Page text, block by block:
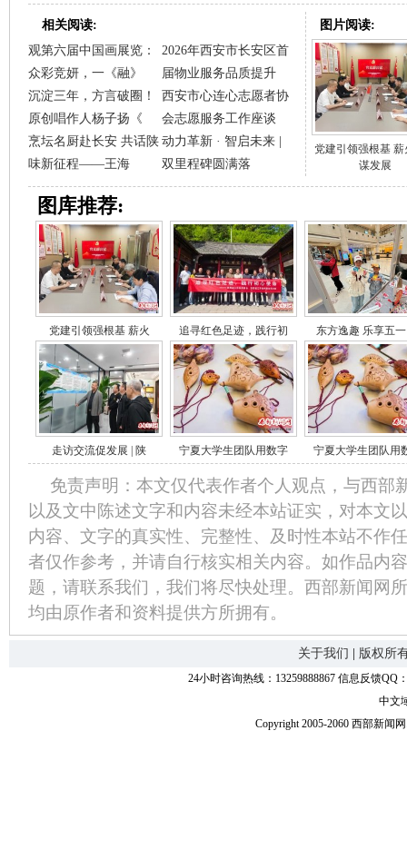
相关阅读:
观第六届中国画展览：
众彩竞妍，一《融》
2026年西安市长安区首
届物业服务品质提升
沉淀三年，方言破圈！
原创唱作人杨子扬《
西安市心连心志愿者协
会志愿服务工作座谈
烹坛名厨赴长安 共话陕
味新征程——王海
动力革新 · 智启未来 |
双里程碑圆满落
图片阅读:
党建引领强根基 薪
谋发展
图库推荐:
党建引领强根基 薪火 追寻红色足迹，践行初 东方逸趣 乐享五
走访交流促发展 | 陕 宁夏大学生团队用数字 宁夏大学生团队用
免责声明：本文仅代表作者个人观点，与西部
以及文中陈述文字和内容未经本站证实，对本文
内容、文字的真实性、完整性、及时性本站不作
者仅作参考，并请自行核实相关内容。如作品内
题，请联系我们，我们将尽快处理。西部新闻网
均由原作者和资料提供方所拥有。
关于我们 版权所
24小时咨询热线：13259888867 信息反馈QQ
中文
Copyright 2005-2060 西部新闻